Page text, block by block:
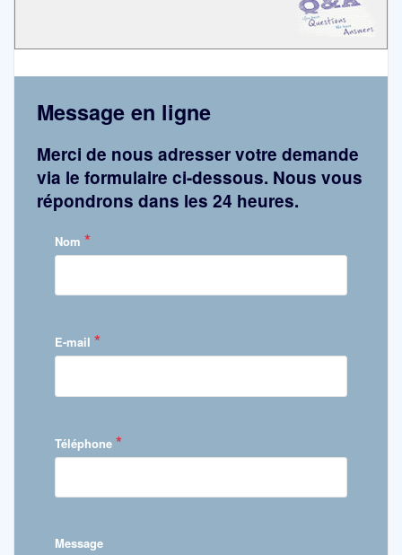
Message en ligne
Merci de nous adresser votre demande
via le formulaire ci-dessous. Nous vous
répondrons dans les 24 heures.
Nom *
E-mail *
Téléphone *
Message